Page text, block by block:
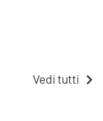
Vedi tutti